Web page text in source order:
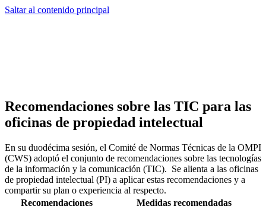
Saltar al contenido principal
Recomendaciones sobre las TIC para las
oficinas de propiedad intelectual
En su duodécima sesión, el Comité de Normas Técnicas de la OMPI
(CWS) adoptó el conjunto de recomendaciones sobre las tecnologías
de la información y la comunicación (TIC). Se alienta a las oficinas
de propiedad intelectual (PI) a aplicar estas recomendaciones y a
compartir su plan o experiencia al respecto.
Recomendaciones
Medidas recomendadas